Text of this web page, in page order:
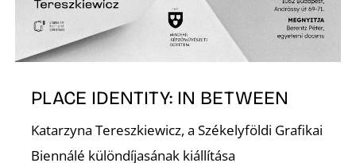
PLACE IDENTITY: IN BETWEEN
Katarzyna Tereszkiewicz, a Székelyföldi Grafikai
Biennálé különdíjasának kiállítása